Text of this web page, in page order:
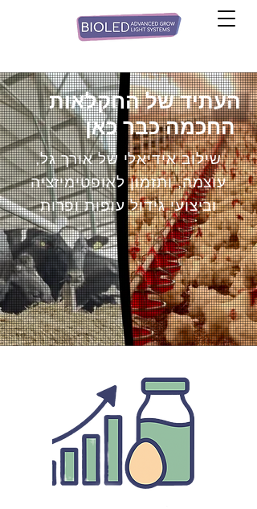
העתיד של החקלאות
החכמה כבר כאן
שילוב אידיאלי של אורך גל,
עוצמה, ותזמון לאופטימיזציה
וביצועי גידול עופות ופרות